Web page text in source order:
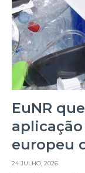
EuNR
europeu
24 JULHO, 2026